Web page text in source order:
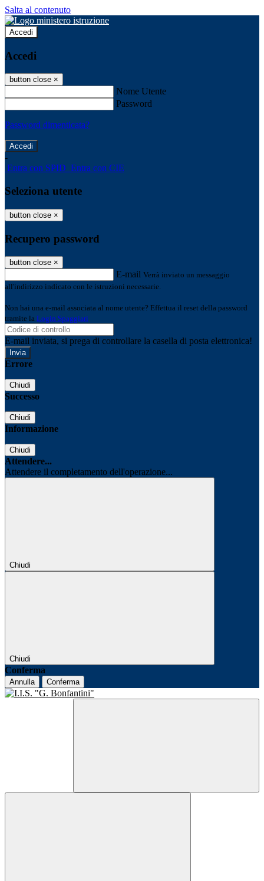
Salta al contenuto
Accedi
Accedi
button close ×
Nome Utente
Password
Password dimenticata?
-
Entra con SPID Entra con CIE
Seleziona utente
button close ×
Recupero password
button close ×
E-mail Verrà inviato un messaggio
all'indirizzo indicato con le istruzioni necessarie.
Non hai una e-mail associata al nome utente? Effettua il reset della password
tramite la Login Spaggiari
E-mail inviata, si prega di controllare la casella di posta elettronica!
Errore
Chiudi
Successo
Chiudi
Informazione
Chiudi
Attendere...
Attendere il completamento dell'operazione...
Chiudi
Chiudi
Conferma
Annulla Conferma